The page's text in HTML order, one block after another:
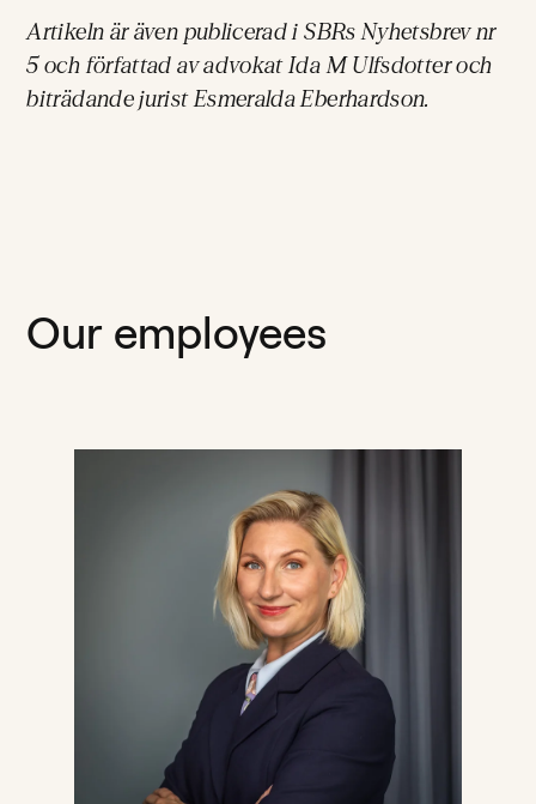
Artikeln är även publicerad i SBRs Nyhetsbrev nr
5 och författad av advokat Ida M Ulfsdotter och
biträdande jurist Esmeralda Eberhardson.
Our employees